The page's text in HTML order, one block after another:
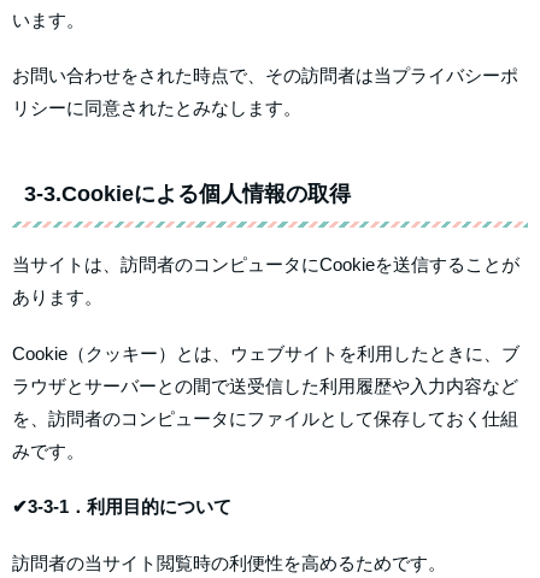
います。
お問い合わせをされた時点で、その訪問者は当プライバシーポ
リシーに同意されたとみなします。
3-3.Cookieによる個人情報の取得
当サイトは、訪問者のコンピュータにCookieを送信することが
あります。
Cookie（クッキー）とは、ウェブサイトを利用したときに、ブ
ラウザとサーバーとの間で送受信した利用履歴や入力内容など
を、訪問者のコンピュータにファイルとして保存しておく仕組
みです。
✔3-3-1．利用目的について
訪問者の当サイト閲覧時の利便性を高めるためです。